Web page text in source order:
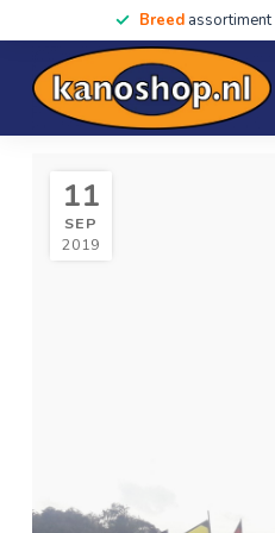
Breed assortiment
SALE!!
Home Open Kano Festival
11
SEP
2019